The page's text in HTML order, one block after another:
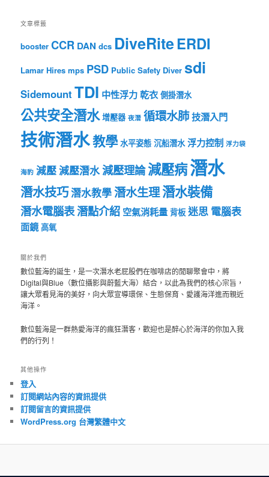
文章標籤
booster CCR DAN dcs DiveRiteERDI
Lamar Hires mps PSD Public Safety Diver sdi
Sidemount TDI 中性浮力乾衣 側掛潛水
公共安全潛水 增壓器 夜潛 循環水肺技潛入門
技術潛水教學 水平姿態 沉船潛水 浮力控制 浮力袋
海豹 減壓減壓潛水減壓理論減壓病潛水
潛水技巧潛水教學潛水生理潛水裝備
潛水電腦表潛點介紹 空氣消耗量 背板 迷思 電腦表
面鏡 高氧
關於我們
數位藍海的誕生，是一次潛水老屁股們在咖啡店的閒聊聚會中，將
Digital與Blue（數位攝影與蔚藍大海）結合，以此為我們的核心宗旨，
讓大眾看見海的美好，向大眾宣導環保、生態保育、愛護海洋進而親近
海洋。
數位藍海是一群熱愛海洋的瘋狂潛客，歡迎也是醉心於海洋的你加入我
們的行列！
其他操作
登入
訂閱網站內容的資訊提供
訂閱留言的資訊提供
WordPress.org 台灣繁體中文